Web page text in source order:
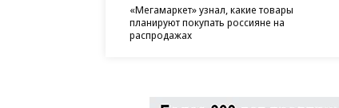
«Мегамаркет» узнал, какие товары
планируют покупать россияне на
распродажах